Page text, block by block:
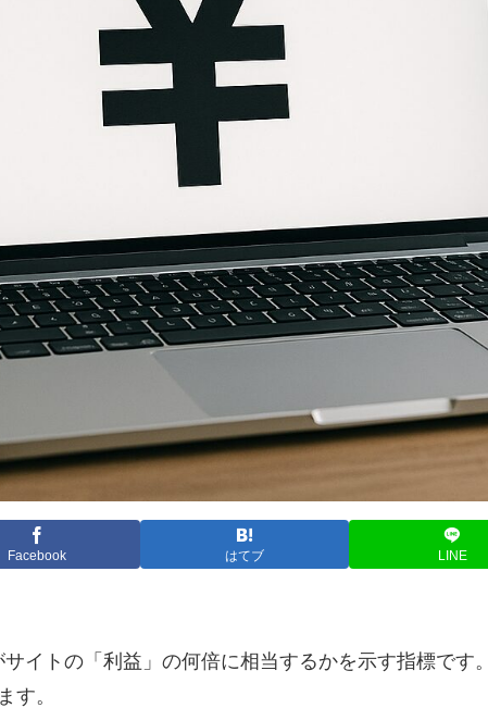
Facebook はてブ LINE
イトの「利益」の何倍に相当するかを示す指標です
す。